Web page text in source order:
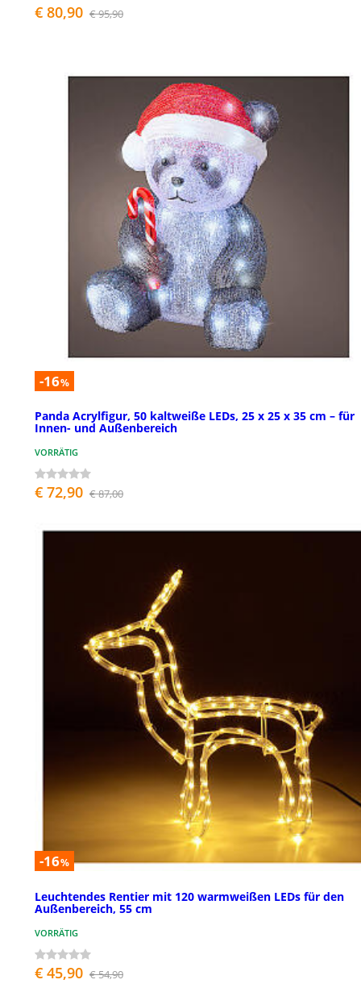
€ 80,90 € 95,90
-16%
Panda Acrylfigur, 50 kaltweiße LEDs, 25 x 25 x 35 cm – für
Innen- und Außenbereich
VORRÄTIG
€ 72,90 € 87,00
-16%
Leuchtendes Rentier mit 120 warmweißen LEDs für den
Außenbereich, 55 cm
VORRÄTIG
€ 45,90 € 54,90